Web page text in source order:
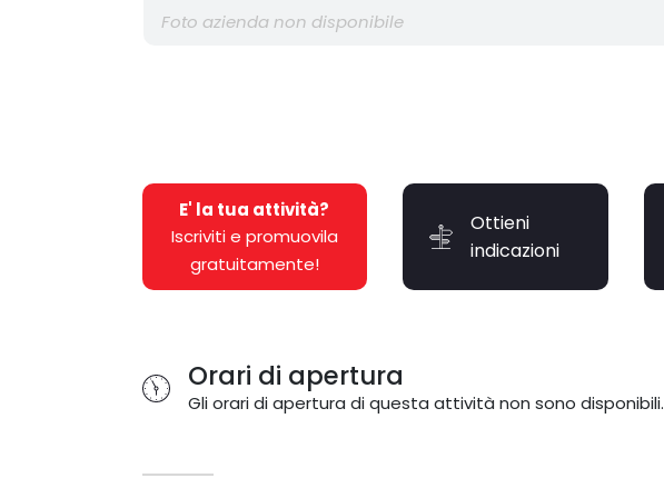
Foto azienda non disponibile
E' la tua attività?
Iscriviti e promuovila
gratuitamente!
Ottieni
indicazioni
Orari di apertura
Gli orari di apertura di questa attività non sono disponibili.